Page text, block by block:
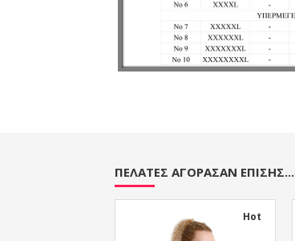
ΠΕΛΆΤΕΣ ΑΓΌΡΑΣΑΝ ΕΠΊΣΗΣ...
Hot